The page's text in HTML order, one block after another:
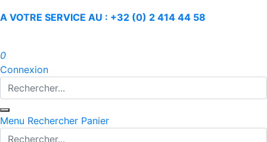
A VOTRE SERVICE AU : +32 (0) 2 414 44 58
0
Connexion
Menu Rechercher Panier